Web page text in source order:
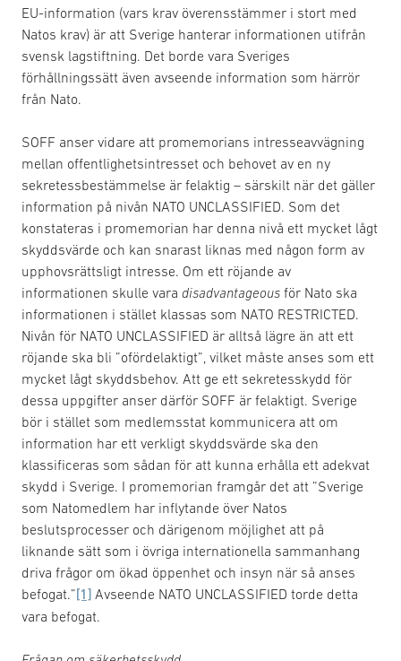
EU-information (vars krav överensstämmer i stort med
Natos krav) är att Sverige hanterar informationen utifrån
svensk lagstiftning. Det borde vara Sveriges
förhållningssätt även avseende information som härrör
från Nato.
SOFF anser vidare att promemorians intresseavvägning
mellan offentlighetsintresset och behovet av en ny
sekretessbestämmelse är felaktig – särskilt när det gäller
information på nivån NATO UNCLASSIFIED. Som det
konstateras i promemorian har denna nivå ett mycket lågt
skyddsvärde och kan snarast liknas med någon form av
upphovsrättsligt intresse. Om ett röjande av
informationen skulle vara disadvantageous för Nato ska
informationen i stället klassas som NATO RESTRICTED.
Nivån för NATO UNCLASSIFIED är alltså lägre än att ett
röjande ska bli ”ofördelaktigt”, vilket måste anses som ett
mycket lågt skyddsbehov. Att ge ett sekretesskydd för
dessa uppgifter anser därför SOFF är felaktigt. Sverige
bör i stället som medlemsstat kommunicera att om
information har ett verkligt skyddsvärde ska den
klassificeras som sådan för att kunna erhålla ett adekvat
skydd i Sverige. I promemorian framgår det att ”Sverige
som Natomedlem har inflytande över Natos
beslutsprocesser och därigenom möjlighet att på
liknande sätt som i övriga internationella sammanhang
driva frågor om ökad öppenhet och insyn när så anses
befogat.”[1] Avseende NATO UNCLASSIFIED torde detta
vara befogat.